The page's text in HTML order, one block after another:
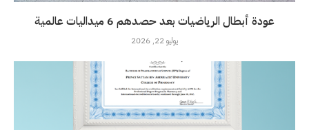
عودة أبطال الرياضيات بعد حصدهم 6 ميداليات عالمية
يوليو 22, 2026